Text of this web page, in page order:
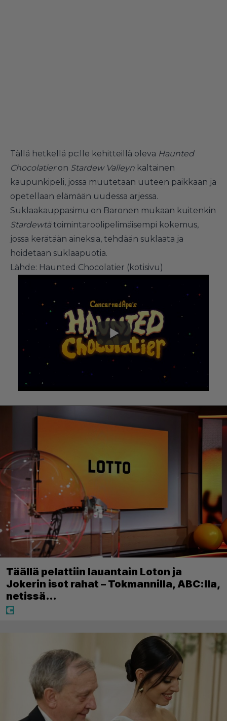
Tällä hetkellä pc:lle kehitteillä oleva Haunted
Chocolatieron Stardew Valleyn kaltainen
kaupunkipeli, jossa muutetaan uuteen paikkaan ja
opetellaan elämään uudessa arjessa.
Suklaakauppasimu on Baronen mukaan kuitenkin
Stardewtätoimintaroolipelimäisempi kokemus,
jossa kerätään aineksia, tehdään suklaata ja
hoidetaan suklaapuotia.
Lähde: Haunted Chocolatier (kotisivu)
Täällä pelattiin lauantain Loton ja
Jokerin isot rahat – Tokmannilla, ABC:lla,
netissä…